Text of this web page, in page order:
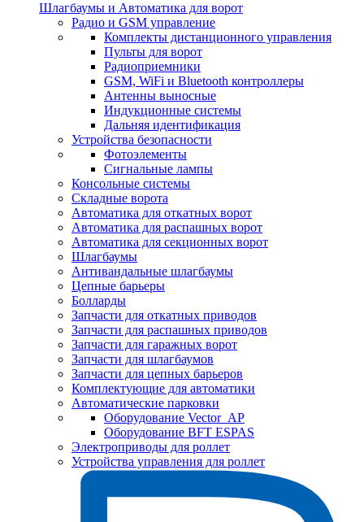
Шлагбаумы и Автоматика для ворот
Радио и GSM управление
Комплекты дистанционного управления
Пульты для ворот
Радиоприемники
GSM, WiFi и Bluetooth контроллеры
Антенны выносные
Индукционные системы
Дальняя идентификация
Устройства безопасности
Фотоэлементы
Сигнальные лампы
Консольные системы
Складные ворота
Автоматика для откатных ворот
Автоматика для распашных ворот
Автоматика для секционных ворот
Шлагбаумы
Антивандальные шлагбаумы
Цепные барьеры
Болларды
Запчасти для откатных приводов
Запчасти для распашных приводов
Запчасти для гаражных ворот
Запчасти для шлагбаумов
Запчасти для цепных барьеров
Комплектующие для автоматики
Автоматические парковки
Оборудование Vector_AP
Оборудование BFT ESPAS
Электроприводы для роллет
Устройства управления для роллет